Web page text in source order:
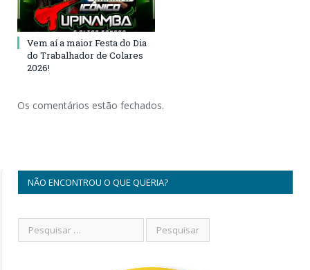
Vem aí a maior Festa do Dia
do Trabalhador de Colares
2026!
Os comentários estão fechados.
NÃO ENCONTROU O QUE QUERIA?